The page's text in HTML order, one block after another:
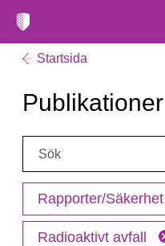
Startsida
Publikationer
Sök:
Rapporter/
Radioaktivt avfall